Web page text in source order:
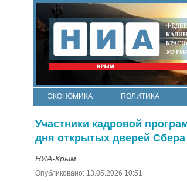
ЭКОНОМИКА ПОЛИТИКА
Участники кадровой
дня открытых дверей Сбера
НИА-Крым
Опубликовано: 13.05.2026 10:51